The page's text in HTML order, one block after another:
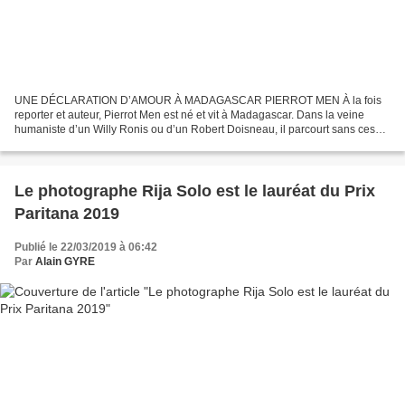
UNE DÉCLARATION D’AMOUR À MADAGASCAR PIERROT MEN À la fois
reporter et auteur, Pierrot Men est né et vit à Madagascar. Dans la veine
humaniste d’un Willy Ronis ou d’un Robert Doisneau, il parcourt sans cesse
Le photographe Rija Solo est le lauréat du Prix
Paritana 2019
Publié le 22/03/2019 à 06:42
Par Alain GYRE